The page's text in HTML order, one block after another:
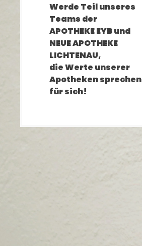
Werde Teil unseres
Teams der
APOTHEKE EYB und
NEUE APOTHEKE
LICHTENAU,
die Werte unserer
Apotheken sprechen
für sich!